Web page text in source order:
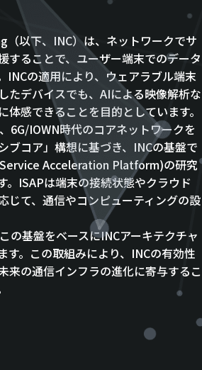
以下、INC）は、ネットワークでサ
することで、ユーザー端末でのデータ
INCの適用により、ウェアラブル端末
たデバイスでも、AIによる映像解析な
体感できることを目的としています。
6G/IOWN時代のコアネットワークを
ブコア」構想に基づき、INCの基盤で
Acceleration Platform)の研究
。ISAPは端末の接続状態やクラウド
じて、通信やコンピューティングの設
の基盤をベースにINCアーキテクチャ
す。この取組みにより、INCの有効性
来の通信インフラの進化に寄与するこ